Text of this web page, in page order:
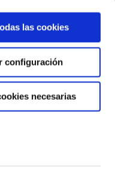
las cookies
configuración
necesarias